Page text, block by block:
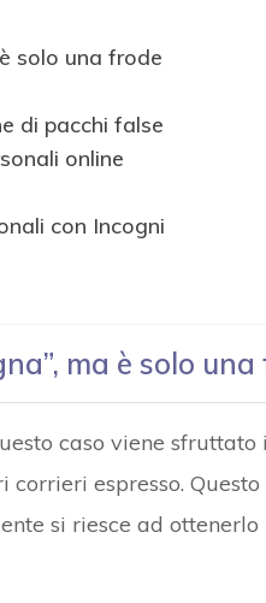
solo una frode
di pacchi false
online
con Incogni
ma è solo
caso viene
espresso.
si riesce ad